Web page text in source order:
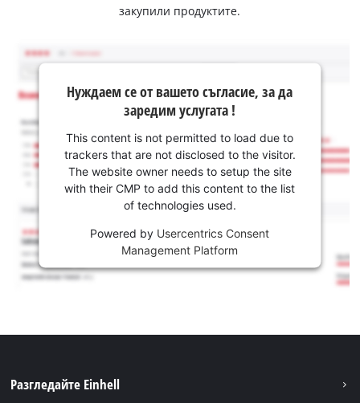
закупили продуктите.
Нуждаем се от вашето съгласие, за да
заредим услугата !
This content is not permitted to load due to
trackers that are not disclosed to the visitor.
The website owner needs to setup the site
with their CMP to add this content to the list
of technologies used.
Powered by Usercentrics Consent
Management Platform
Разгледайте Einhell